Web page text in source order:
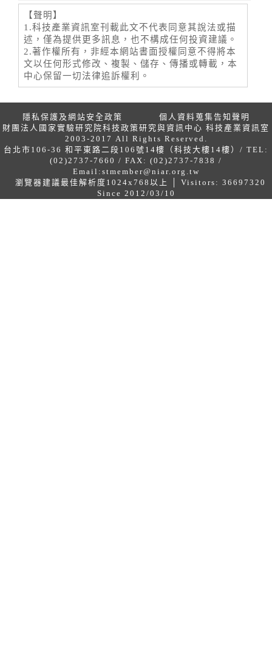
【聲明】
1.科技產業資訊室刊載此文不代表同意其說法或描
述，僅為提供更多訊息，也不構成任何投資建議。
2.著作權所有，非經本網站書面授權同意不得將本
文以任何形式修改、複製、儲存、傳播或轉載，本
中心保留一切法律追訴權利。
隱私保護及網站安全政策
個人資料蒐集告知聲明
財團法人國家實驗研究院科技政策研究與資訊中心 科技產業資訊室
2003-2017 All Rights Reserved.
台北市106-36 和平東路二段106號14樓（科技大樓14樓）/ TEL:
(02)2737-7660 / FAX: (02)2737-7838 /
Email: stmember@niar.org.tw
瀏覽器建議最佳解析度1024x768以上 │ Visitors: 36697320
Since 2012/03/10